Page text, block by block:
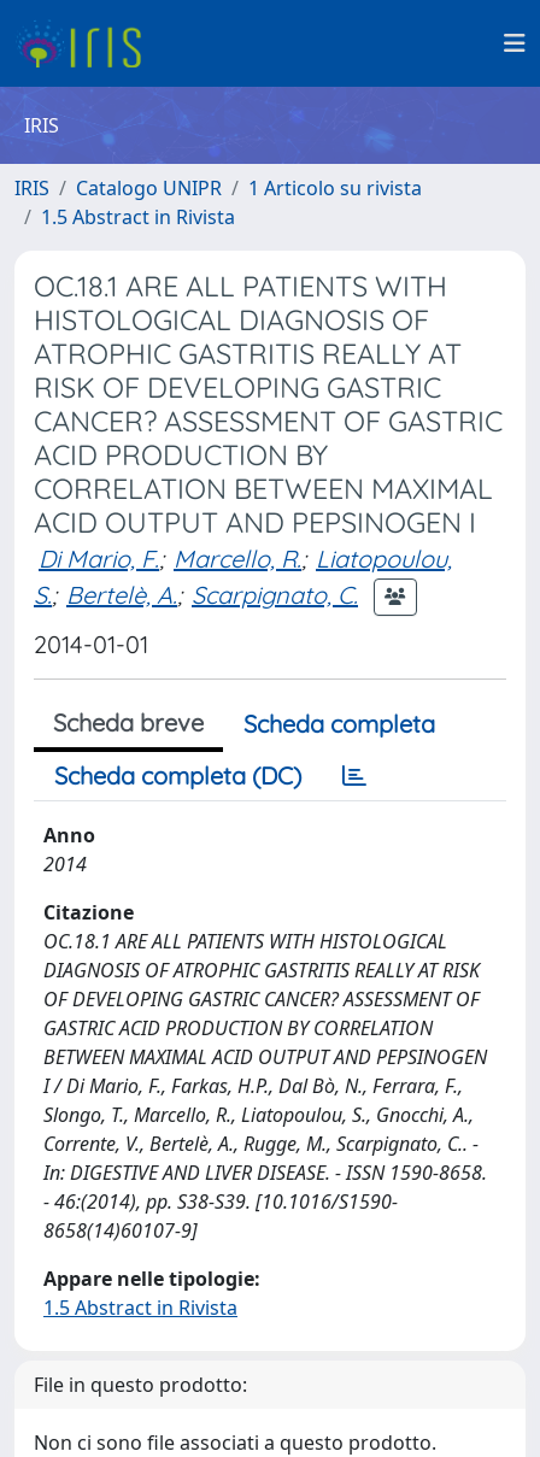
IRIS
IRIS Catalogo UNIPR
1 Articolo su rivista
1.5 Abstract in Rivista
OC.18.1 ARE ALL PATIENTS WITH
HISTOLOGICAL DIAGNOSIS OF
ATROPHIC GASTRITIS REALLY AT
RISK OF DEVELOPING GASTRIC
CANCER? ASSESSMENT OF GASTRIC
ACID PRODUCTION BY
CORRELATION BETWEEN MAXIMAL
ACID OUTPUT AND PEPSINOGEN I
Di Mario, F.; Marcello, R.; Liatopoulou,
S.; Bertelè, A.; Scarpignato, C.
2014-01-01
Scheda breve
Scheda completa
Scheda completa (DC)
Anno
2014
Citazione
OC.18.1 ARE ALL PATIENTS WITH HISTOLOGICAL
DIAGNOSIS OF ATROPHIC GASTRITIS REALLY AT RISK
OF DEVELOPING GASTRIC CANCER? ASSESSMENT OF
GASTRIC ACID PRODUCTION BY CORRELATION
BETWEEN MAXIMAL ACID OUTPUT AND PEPSINOGEN
I / Di Mario, F., Farkas, H.P., Dal Bò, N., Ferrara, F.,
Slongo, T., Marcello, R., Liatopoulou, S., Gnocchi, A.,
Corrente, V., Bertelè, A., Rugge, M., Scarpignato, C.. -
In: DIGESTIVE AND LIVER DISEASE. - ISSN 1590-8658.
- 46:(2014), pp. S38-S39. [10.1016/S1590-
8658(14)60107-9]
Appare nelle tipologie:
1.5 Abstract in Rivista
File in questo prodotto:
Non ci sono file associati a questo prodotto.